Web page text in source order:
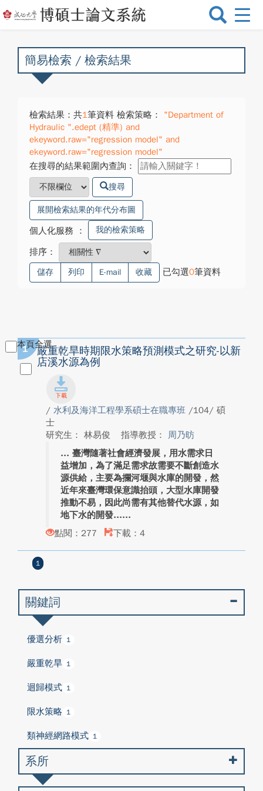
選
換
簡易檢索 / 檢索結果
檢索結果：共1筆資料 檢索策略：
"Department of
Hydraulic ".edept (精準) and
ekeyword.raw="regression model" and
ekeyword.raw="regression model"
在搜尋的結果範圍內查詢：
搜尋
展開檢索結果的年代分布圖
個人化服務 ： 我的檢索策略
排序：
儲存 列印 E-mail 收藏 已勾選0筆資料
本頁全選
1
嚴重乾旱時期限水策略預測模式之研究-以新
店溪水源為例
/ 水利及海洋工程學系碩士在職專班 /104/ 碩
士
研究生： 林易俊
指導教授： 周乃昉
臺灣隨著社會經濟發展，用水需求日
益增加，為了滿足需求故需要不斷創造水
源供給，主要為攔河堰與水庫的開發，然
近年來臺灣環保意識抬頭，大型水庫開發
推動不易，因此尚需有其他替代水源，如
地下水的開發...
點閱：277
下載：4
1
關鍵詞
優選分析 1
嚴重乾旱 1
迴歸模式 1
限水策略 1
類神經網路模式 1
系所